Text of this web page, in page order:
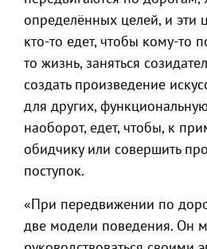
определённых целей, и эти
кто-то едет, чтобы кому-то
то жизнь, заняться
создать произведение
для других,
наоборот, едет, чтобы, к
обидчику или совершить
поступок.
«При передвижении по
две модели поведения. Он